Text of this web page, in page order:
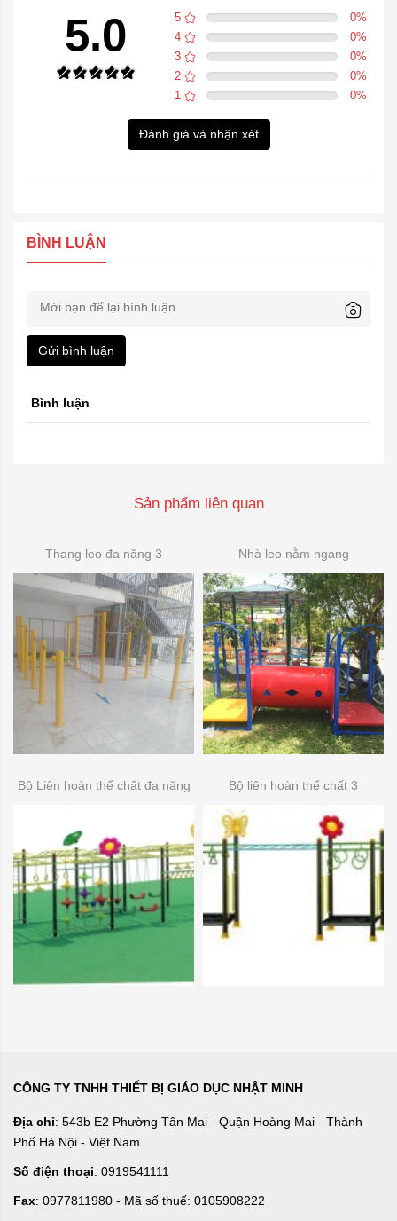
5.0 5 0%
4
0%
3
0%
2
0%
1
0%
Đánh giá và nhận xét
BÌNH LUẬN
Gửi bình luận
Bình luận
Sản phẩm liên quan
Thang leo đa năng 3 Nhà leo nằm ngang
Bộ Liên hoàn thể chất đa năng Bộ liên hoàn thể chất 3
CÔNG TY TNHH THIẾT BỊ GIÁO DỤC NHẬT MINH
Địa chỉ: 543b E2 Phường Tân Mai - Quận Hoàng Mai - Thành
Phố Hà Nội - Việt Nam
Số điện thoại: 0919541111
Fax: 0977811980 - Mã số thuế: 0105908222